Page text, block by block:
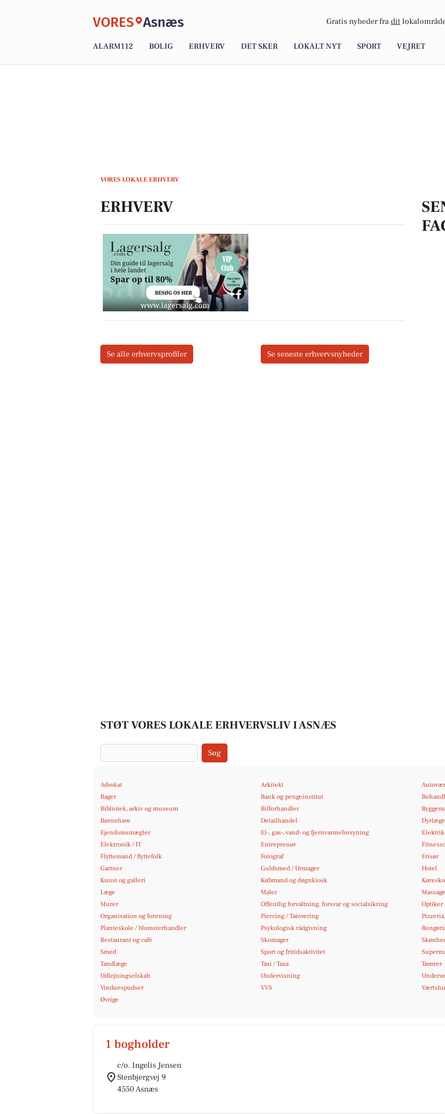
VORES Asnæs Gratis nyheder fra dit
ALARM112 BOLIG ERHVERV DET SKER LOKALT NYT SPORT VEJRET
VORES LOKALE ERHVERV
ERHVERV
Se alle erhvervsprofiler Se seneste erhvervsnyheder
STØT VORES LOKALE ERHVERVSLIV I ASNÆS
Søg
Advokat Arkitekt
Bager
Bank og pengeinstitut
Bibliotek, arkiv og museum
Bilforhandler
Børnehave
Detailhandel
Dyrlæge
Ejendomsmægler
El-, gas-, vand- og fjernvarmeforsyning
Elektronik / IT
Entreprenør
Flyttemand / flyttefolk
Fotograf
Frisør
Gartner
Guldsmed / Urmager
Hotel
Kunst og galleri
Købmand og døgnkiosk
Læge
Maler
Massage
Murer
Offentlig forvaltning, forsvar og socialsikring
Optiker
Organisation og forening
Piercing / Tatovering
Planteskole / blomsterhandler
Psykologisk rådgivning
Restaurant og café
Skomager
Smed
Sport og fritidsaktivitet
Tandlæge
Taxi / Taxa
Tømrer
Udlejningselskab
Undervisning
Vinduespudser
VVS
Øvrige
1 bogholder
c/o. Ingelis Jensen
Stenbjergvej 9
4550 Asnæs